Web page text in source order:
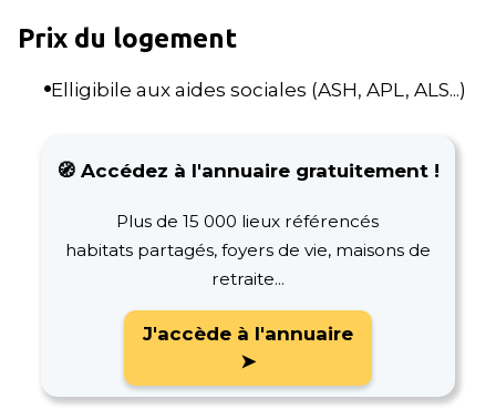
Prix du logement
Elligibile aux aides sociales (ASH, APL, ALS...)
🧭 Accédez à l'annuaire gratuitement !
Plus de 15 000 lieux référencés
habitats partagés, foyers de vie, maisons de
retraite...
J'accède à l'annuaire
➤